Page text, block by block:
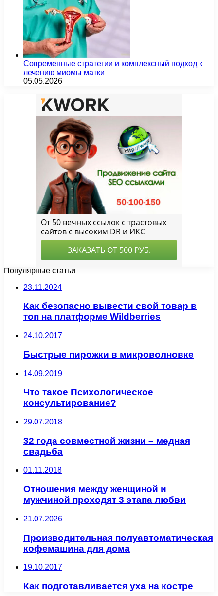
Современные стратегии и комплексный подход к
лечению миомы матки
05.05.2026
Популярные статьи
23.11.2024
Как безопасно вывести свой товар в
топ на платформе Wildberries
24.10.2017
Быстрые пирожки в микроволновке
14.09.2019
Что такое Психологическое
консультирование?
29.07.2018
32 года совместной жизни – медная
свадьба
01.11.2018
Отношения между женщиной и
мужчиной проходят 3 этапа любви
21.07.2026
Производительная полуавтоматическая
кофемашина для дома
19.10.2017
Как подготавливается уха на костре